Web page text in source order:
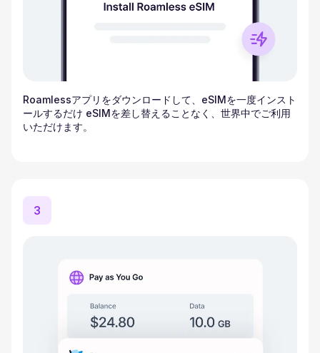
Roamlessアプリをダウンロードして、eSIMを一度インスト
ールするだけ eSIMを差し替えることなく、世界中でご利用
いただけます。
3